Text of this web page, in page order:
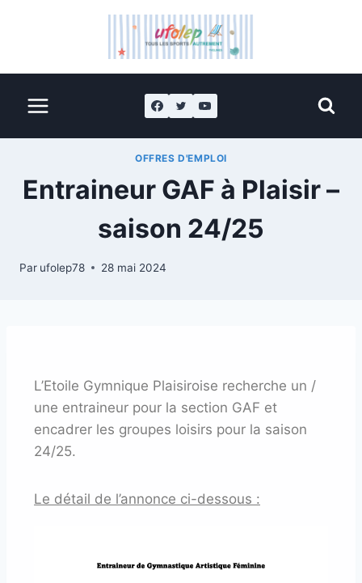
OFFRES D'EMPLOI
Entraineur GAF à Plaisir –
saison 24/25
Par ufolep78 28 mai 2024
L’Etoile Gymnique Plaisiroise recherche un /
une entraineur pour la section GAF et
encadrer les groupes loisirs pour la saison
24/25.
Le détail de l’annonce ci-dessous :